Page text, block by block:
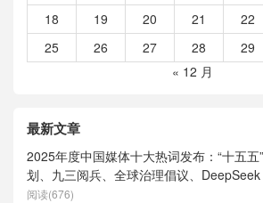
18
19 20 21 22
25
26 27 28 29
« 12 月
最新文章
2025年度中国媒体十大热词发布：“十五五
划、九三阅兵、全球治理倡议、DeepSeek
度求索）、人形机器人、苏超、票根经济、
阅读(676)